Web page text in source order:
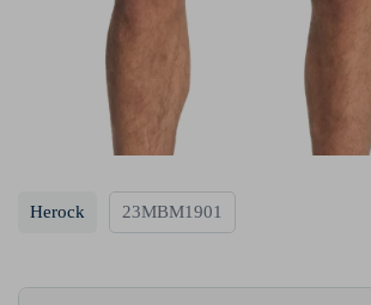
Herock 23MBM1901